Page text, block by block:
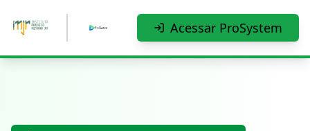
Pular para o conteúdo principal
Acessar ProSystem